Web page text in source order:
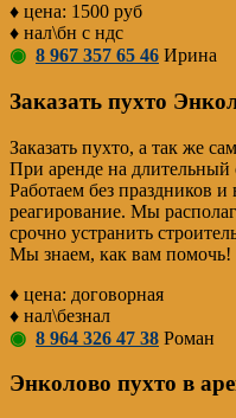
♦ цена: 1500 руб
♦ нал\бн с ндс
◉ 8 967 357 65 46 Ирина
Заказать пухто
Заказать пухто, а так же
При аренде на длительный
Работаем без праздников
реагирование. Мы
срочно устранить
Мы знаем, как вам помочь!
♦ цена: договорная
♦ нал\безнал
◉ 8 964 326 47 38 Роман
Энколово пухто в